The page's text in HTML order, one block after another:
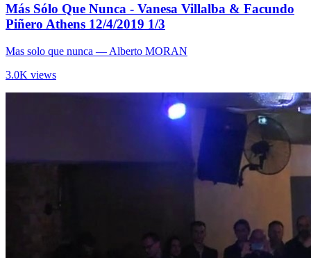
Más Sólo Que Nunca - Vanesa Villalba & Facundo
Piñero Athens 12/4/2019 1/3
Mas solo que nunca — Alberto MORAN
3.0K views